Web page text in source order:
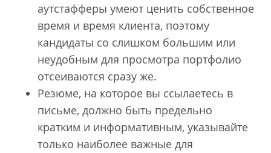
аутстафферы умеют ценить собственное
время и время клиента, поэтому
кандидаты со слишком большим или
неудобным для просмотра портфолио
отсеиваются сразу же.
Резюме, на которое вы ссылаетесь в
письме, должно быть предельно
кратким и информативным, указывайте
только наиболее важные для